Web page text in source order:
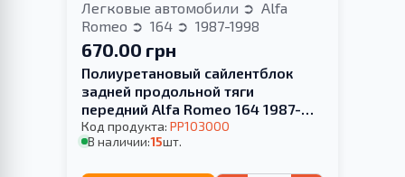
Легковые автомобили
Alfa
Romeo
164 1987-1998
670.00 грн
Полиуретановый сайлентблок
задней продольной тяги
передний Alfa Romeo 164 1987-
1998
Код продукта: PP103000
В наличии:15шт.